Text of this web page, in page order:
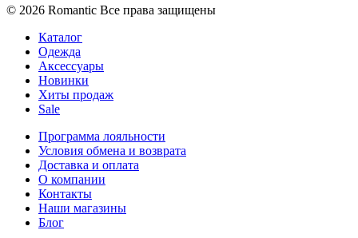
© 2026 Romantic Все права защищены
Каталог
Одежда
Аксессуары
Новинки
Хиты продаж
Sale
Программа лояльности
Условия обмена и возврата
Доставка и оплата
О компании
Контакты
Наши магазины
Блог